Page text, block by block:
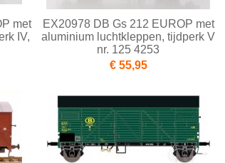
met
IV,
EX20978 DB Gs 212 EUROP met
aluminium luchtkleppen, tijdperk V
nr. 125 4253
€ 55,95